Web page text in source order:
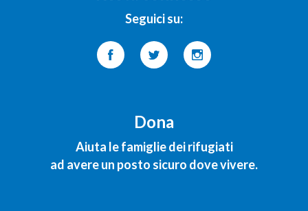
Seguici su:
Dona
Aiuta le famiglie dei rifugiati
ad avere un posto sicuro dove vivere.